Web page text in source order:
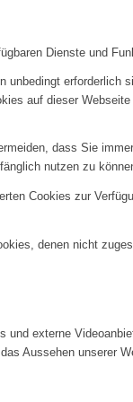
Dienste und
auf dieser
dass Sie
nutzen zu
Cookies zur
denen nicht
externe
Aussehen unserer